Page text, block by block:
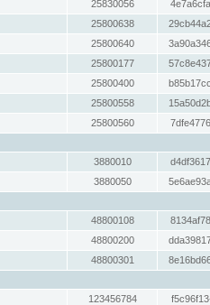
25830056
25800638
25800640
25800177
25800400
25800558
25800560
3880010
3880050
48800108
48800200
48800301
123456784